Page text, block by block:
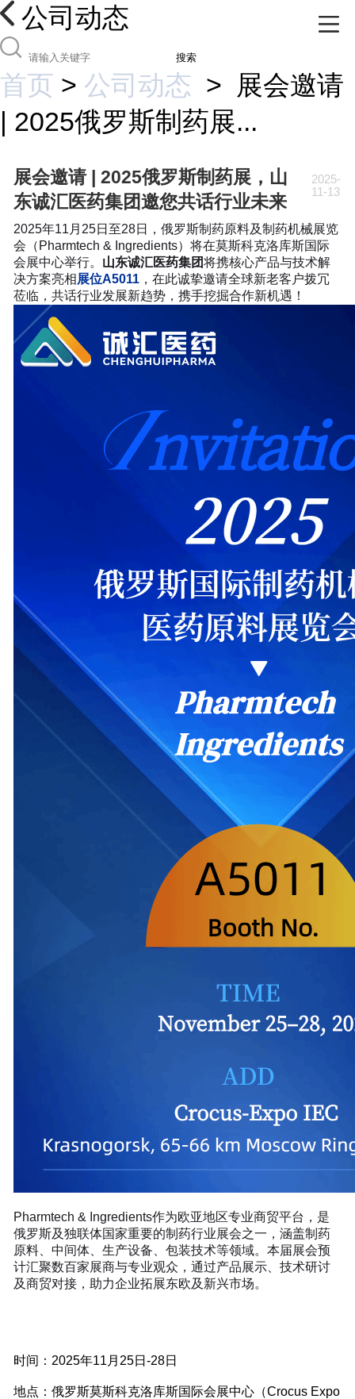
公司动态
搜索
首页 > 公司动态 >
展会邀请
| 2025俄罗斯制药展...
展会邀请 | 2025俄罗斯制药展，山
东诚汇医药集团邀您共话行业未来
2025-
11-13
2025年11月25日至28日，俄罗斯制药原料及制药机械展览
会（Pharmtech & Ingredients）将在莫斯科克洛库斯国际
会展中心举行。 山东诚汇医药集团将携核心产品与技术解
决方案亮相展位A5011，在此诚挚邀请全球新老客户拨冗
莅临，共话行业发展新趋势，携手挖掘合作新机遇！
Pharmtech & Ingredients作为欧亚地区专业商贸平台，是
俄罗斯及独联体国家重要的制药行业展会之一，涵盖制药
原料、中间体、生产设备、包装技术等领域。本届展会预
计汇聚数百家展商与专业观众，通过产品展示、技术研讨
及商贸对接，助力企业拓展东欧及新兴市场。
时间：2025年11月25日-28日
地点：俄罗斯莫斯科克洛库斯国际会展中心（Crocus Expo